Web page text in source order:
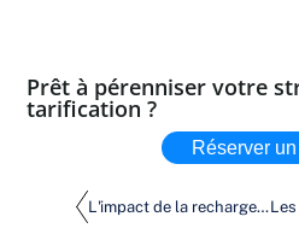
Prêt à pérenniser votre
tarification ?
Réserver un
L'impact de la recharge des véhicules électriques sur le flux de trésorerie et la valeur des actifs